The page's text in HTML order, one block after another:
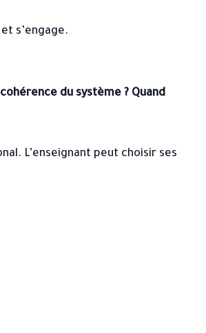
s’engage.
du système ? Quand
L’enseignant peut choisir ses